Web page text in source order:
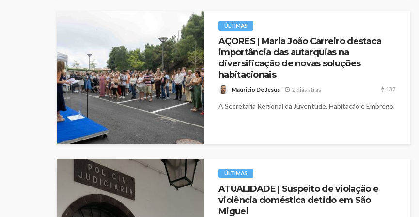
ÚLTIMAS
AÇORES | Maria João Carreiro destaca
importância das autarquias na
diversificação de novas soluções
habitacionais
Mauricio De Jesus 2 dias atrás 137
A Secretária Regional da Juventude, Habitação e Emprego,
ÚLTIMAS
ATUALIDADE | Suspeito de violação e
violência doméstica detido em São
Miguel